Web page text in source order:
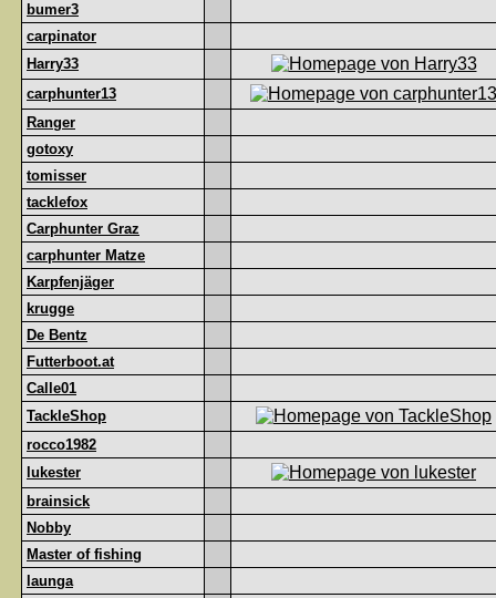
bumer3
carpinator
Harry33
carphunter13
Ranger
gotoxy
tomisser
tacklefox
Carphunter Graz
carphunter Matze
Karpfenjäger
krugge
De Bentz
Futterboot.at
Calle01
TackleShop
rocco1982
lukester
brainsick
Nobby
Master of fishing
launga